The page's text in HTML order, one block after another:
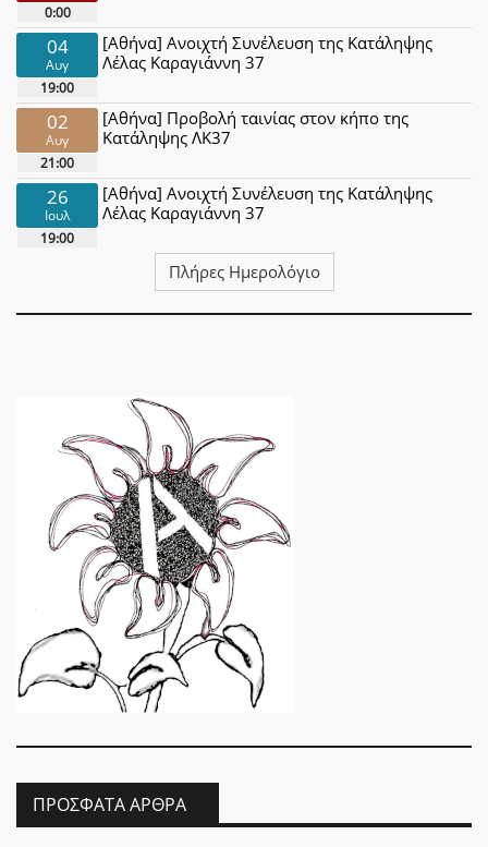
0:00
04
Αυγ
19:00
[Αθήνα] Ανοιχτή Συνέλευση της Κατάληψης
Λέλας Καραγιάννη 37
02
Αυγ
21:00
[Αθήνα] Προβολή ταινίας στον κήπο της
Κατάληψης ΛΚ37
26
Ιουλ
19:00
[Αθήνα] Ανοιχτή Συνέλευση της Κατάληψης
Λέλας Καραγιάννη 37
Πλήρες Ημερολόγιο
ΠΡΌΣΦΑΤΑ ΆΡΘΡΑ